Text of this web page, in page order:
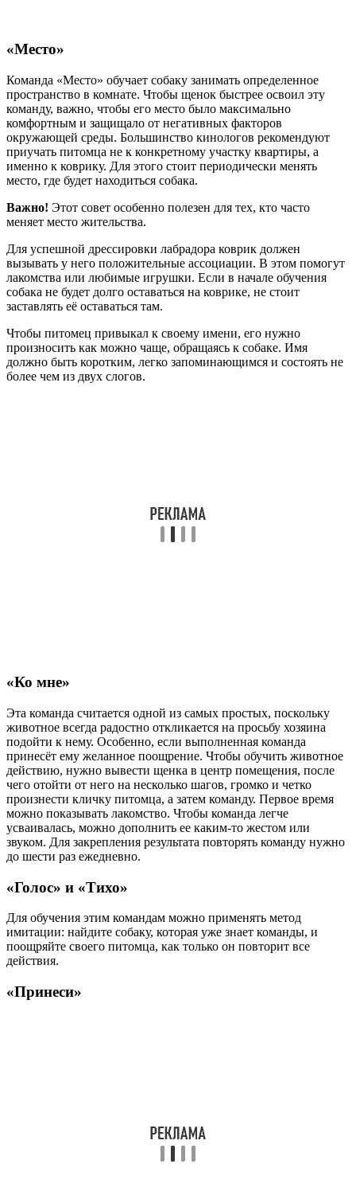
«Место»
Команда «Место» обучает собаку занимать определенное
пространство в комнате. Чтобы щенок быстрее освоил эту
команду, важно, чтобы его место было максимально
комфортным и защищало от негативных факторов
окружающей среды. Большинство кинологов рекомендуют
приучать питомца не к конкретному участку квартиры, а
именно к коврику. Для этого стоит периодически менять
место, где будет находиться собака.
Важно! Этот совет особенно полезен для тех, кто часто
меняет место жительства.
Для успешной дрессировки лабрадора коврик должен
вызывать у него положительные ассоциации. В этом помогут
лакомства или любимые игрушки. Если в начале обучения
собака не будет долго оставаться на коврике, не стоит
заставлять её оставаться там.
Чтобы питомец привыкал к своему имени, его нужно
произносить как можно чаще, обращаясь к собаке. Имя
должно быть коротким, легко запоминающимся и состоять не
более чем из двух слогов.
«Ко мне»
Эта команда считается одной из самых простых, поскольку
животное всегда радостно откликается на просьбу хозяина
подойти к нему. Особенно, если выполненная команда
принесёт ему желанное поощрение. Чтобы обучить животное
действию, нужно вывести щенка в центр помещения, после
чего отойти от него на несколько шагов, громко и четко
произнести кличку питомца, а затем команду. Первое время
можно показывать лакомство. Чтобы команда легче
усваивалась, можно дополнить ее каким-то жестом или
звуком. Для закрепления результата повторять команду нужно
до шести раз ежедневно.
«Голос» и «Тихо»
Для обучения этим командам можно применять метод
имитации: найдите собаку, которая уже знает команды, и
поощряйте своего питомца, как только он повторит все
действия.
«Принеси»